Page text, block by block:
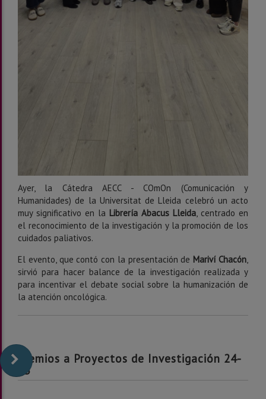
Ayer, la Cátedra AECC - COmOn (Comunicación y
Humanidades) de la Universitat de Lleida celebró un acto
muy significativo en la Librería Abacus Lleida, centrado en
el reconocimiento de la investigación y la promoción de los
cuidados paliativos.
El evento, que contó con la presentación de Mariví Chacón,
sirvió para hacer balance de la investigación realizada y
para incentivar el debate social sobre la humanización de
la atención oncológica.
Premios a Proyectos de Investigación 24-
25